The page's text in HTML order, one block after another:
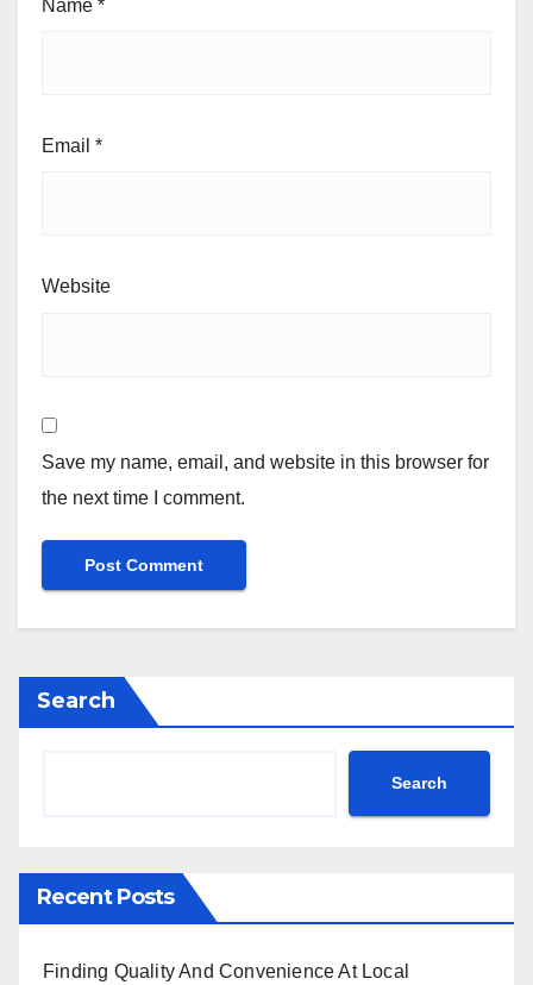
Name *
Email *
Website
Save my name, email, and website in this browser for
the next time I comment.
Search
Search
Recent Posts
Finding Quality And Convenience At Local